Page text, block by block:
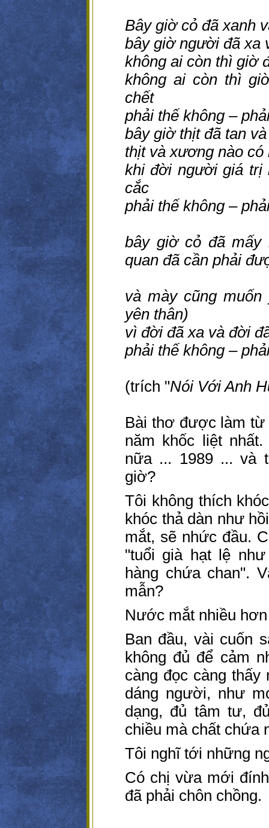
Bây giờ cỏ đã xanh
bây giờ người đã xa
không ai còn thì giờ
không ai còn thì
chết
phải thế không –
bây giờ thịt đã tan
thịt và xương nào có
khi đời người giá trị
cắc
phải thế không –
bây giờ cỏ đã mấy
quan đã cần phải
và mày cũng
yên thân)
vì đời đã xa và đời
phải thế không –
(trích "Nói Với Anh
Bài thơ được làm từ
năm khốc liệt
nữa ... 1989 ... và
giờ?
Tôi không thích
khóc thả dàn như
mắt, sẽ nhức đầu.
"tuổi già hạt lệ
hàng chứa chan".
mẫn?
Nước mắt nhiều
Ban đầu, vài cuốn
không đủ để cảm
càng đọc càng
dáng người, như
dạng, đủ tâm tư,
chiều mà chất chứa
Tôi nghĩ tới những
Có chị vừa mới
đã phải chôn chồng.